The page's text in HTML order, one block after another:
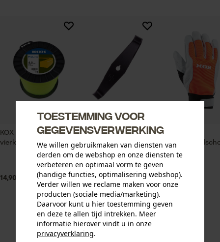
KOX ProLine maaidraad
vierkant
14,90 €
2-tands hakselmes
10,90 €
KOX
Grip
11,89 €
Toestemming voor
gegevensverwerking
We willen gebruikmaken van diensten van
derden om de webshop en onze diensten te
verbeteren en optimaal vorm te geven
(handige functies, optimalisering webshop).
Verder willen we reclame maken voor onze
producten (sociale media/marketing).
Daarvoor kunt u hier toestemming geven
en deze te allen tijd intrekken. Meer
informatie hierover vindt u in onze
privacyverklaring.